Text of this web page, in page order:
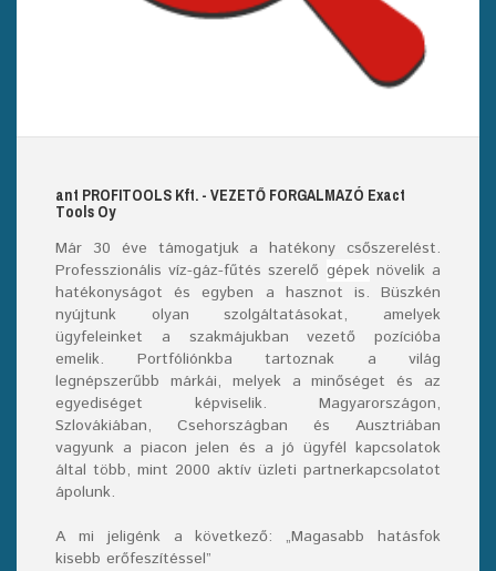
ant PROFITOOLS Kft. - VEZETŐ FORGALMAZÓ Exact
Tools Oy
Már 30 éve támogatjuk a hatékony csőszerelést.
Professzionális víz-gáz-fűtés szerelő gépeknövelik a
hatékonyságot és egyben a hasznot is. Büszkén
nyújtunk olyan szolgáltatásokat, amelyek
ügyfeleinket a szakmájukban vezető pozícióba
emelik. Portfóliónkba tartoznak a világ
legnépszerűbb márkái, melyek a minőséget és az
egyediséget képviselik. Magyarországon,
Szlovákiában, Csehországban és Ausztriában
vagyunk a piacon jelen és a jó ügyfél kapcsolatok
által több, mint 2000 aktív üzleti partnerkapcsolatot
ápolunk.
A mi jeligénk a következő: „Magasabb hatásfok
kisebb erőfeszítéssel”